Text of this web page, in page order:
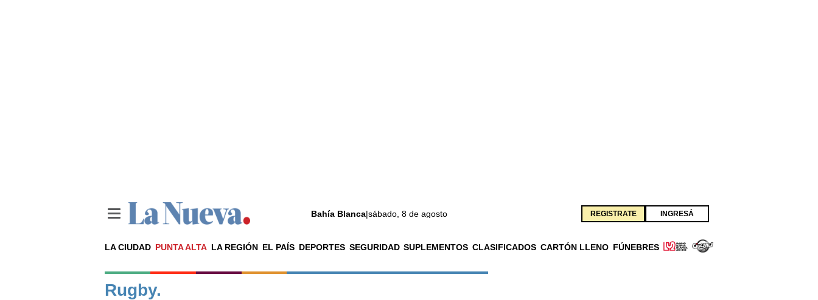
Bahía Blanca|sábado, 8 de agosto REGISTRATE INGRESÁ
LA CIUDAD PUNTA ALTA LA REGIÓN EL PAÍS DEPORTES SEGURIDAD SUPLEMENTOS CLASIFICADOS CARTÓN LLENO FÚNEBRES
Noticias
La ciudad
Rugby.